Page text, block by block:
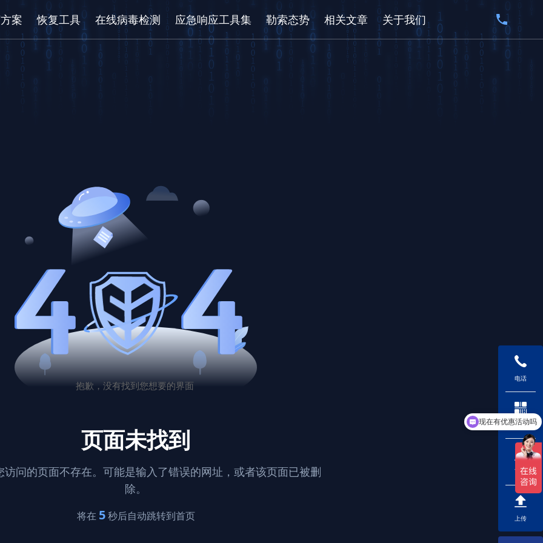
案 恢复工具 在线病毒检测 应急响应工具集 勒索态势 相关文章 关于我们
页面未找到
访问的页面不存在。可能是输入了错误的网址，或者该页面已被删
除。
将在 5秒后自动跳转到首页
电话
二维码
下载
上传
现在有优惠活动吗